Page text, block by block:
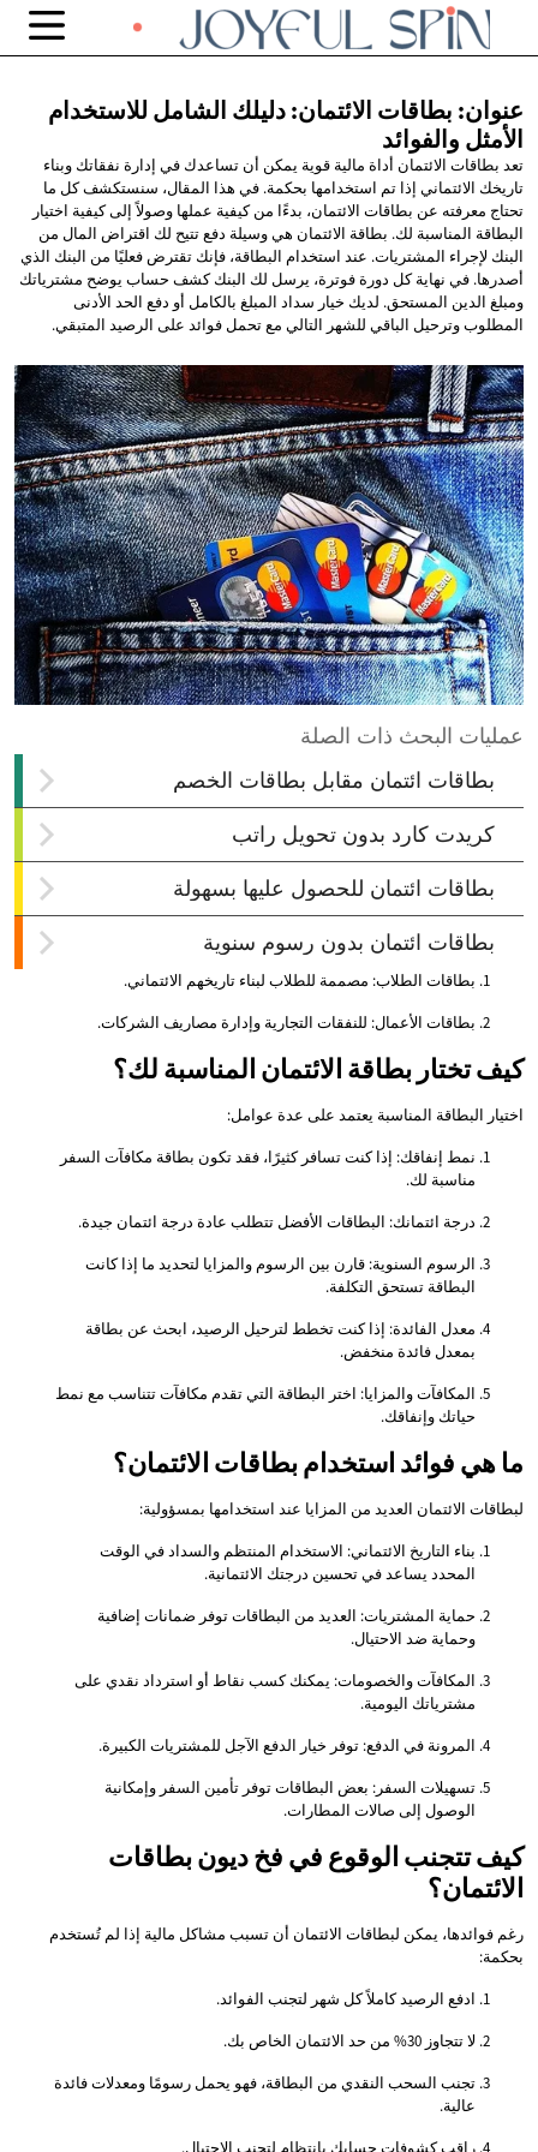
عنوان: بطاقات الائتمان: دليلك الشامل للاستخدام
الأمثل والفوائد
تعد بطاقات الائتمان أداة مالية قوية يمكن أن تساعدك في إدارة نفقاتك وبناء
تاريخك الائتماني إذا تم استخدامها بحكمة. في هذا المقال، سنستكشف كل ما
تحتاج معرفته عن بطاقات الائتمان، بدءًا من كيفية عملها وصولاً إلى كيفية اختيار
البطاقة المناسبة لك. بطاقة الائتمان هي وسيلة دفع تتيح لك اقتراض المال من
البنك لإجراء المشتريات. عند استخدام البطاقة، فإنك تقترض فعليًا من البنك الذي
أصدرها. في نهاية كل دورة فوترة، يرسل لك البنك كشف حساب يوضح مشترياتك
ومبلغ الدين المستحق. لديك خيار سداد المبلغ بالكامل أو دفع الحد الأدنى
المطلوب وترحيل الباقي للشهر التالي مع تحمل فوائد على الرصيد المتبقي.
بطاقات الطلاب: مصممة للطلاب لبناء تاريخهم الائتماني.
بطاقات الأعمال: للنفقات التجارية وإدارة مصاريف الشركات.
كيف تختار بطاقة الائتمان المناسبة لك؟
اختيار البطاقة المناسبة يعتمد على عدة عوامل:
نمط إنفاقك: إذا كنت تسافر كثيرًا، فقد تكون بطاقة مكافآت السفر
مناسبة لك.
درجة ائتمانك: البطاقات الأفضل تتطلب عادة درجة ائتمان جيدة.
الرسوم السنوية: قارن بين الرسوم والمزايا لتحديد ما إذا كانت
البطاقة تستحق التكلفة.
معدل الفائدة: إذا كنت تخطط لترحيل الرصيد، ابحث عن بطاقة
بمعدل فائدة منخفض.
المكافآت والمزايا: اختر البطاقة التي تقدم مكافآت تتناسب مع نمط
حياتك وإنفاقك.
ما هي فوائد استخدام بطاقات الائتمان؟
لبطاقات الائتمان العديد من المزايا عند استخدامها بمسؤولية:
بناء التاريخ الائتماني: الاستخدام المنتظم والسداد في الوقت
المحدد يساعد في تحسين درجتك الائتمانية.
حماية المشتريات: العديد من البطاقات توفر ضمانات إضافية
وحماية ضد الاحتيال.
المكافآت والخصومات: يمكنك كسب نقاط أو استرداد نقدي على
مشترياتك اليومية.
المرونة في الدفع: توفر خيار الدفع الآجل للمشتريات الكبيرة.
تسهيلات السفر: بعض البطاقات توفر تأمين السفر وإمكانية
الوصول إلى صالات المطارات.
كيف تتجنب الوقوع في فخ ديون بطاقات
الائتمان؟
رغم فوائدها، يمكن لبطاقات الائتمان أن تسبب مشاكل مالية إذا لم تُستخدم
بحكمة:
ادفع الرصيد كاملاً كل شهر لتجنب الفوائد.
لا تتجاوز 30% من حد الائتمان الخاص بك.
تجنب السحب النقدي من البطاقة، فهو يحمل رسومًا ومعدلات فائدة
عالية.
راقب كشوفات حسابك بانتظام لتجنب الاحتيال.